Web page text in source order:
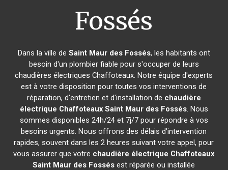
Fossés
Dans la ville de Saint Maur des Fossés, les habitants ont
besoin d'un plombier fiable pour s'occuper de leurs
chaudières électriques Chaffoteaux. Notre équipe d'experts
est à votre disposition pour toutes vos interventions de
réparation, d'entretien et d'installation de chaudière
électrique Chaffoteaux Saint Maur des Fossés. Nous
sommes disponibles 24h/24 et 7j/7 pour répondre à vos
besoins urgents. Nous offrons des délais d'intervention
rapides, souvent dans les 2 heures suivant votre appel, pour
vous assurer que votre chaudière électrique Chaffoteaux
Saint Maur des Fossés est réparée ou installée